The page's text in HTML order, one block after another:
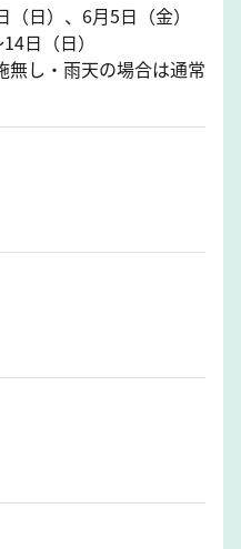
日）、6月5日（金）
日（日）
し・雨天の場合は通常